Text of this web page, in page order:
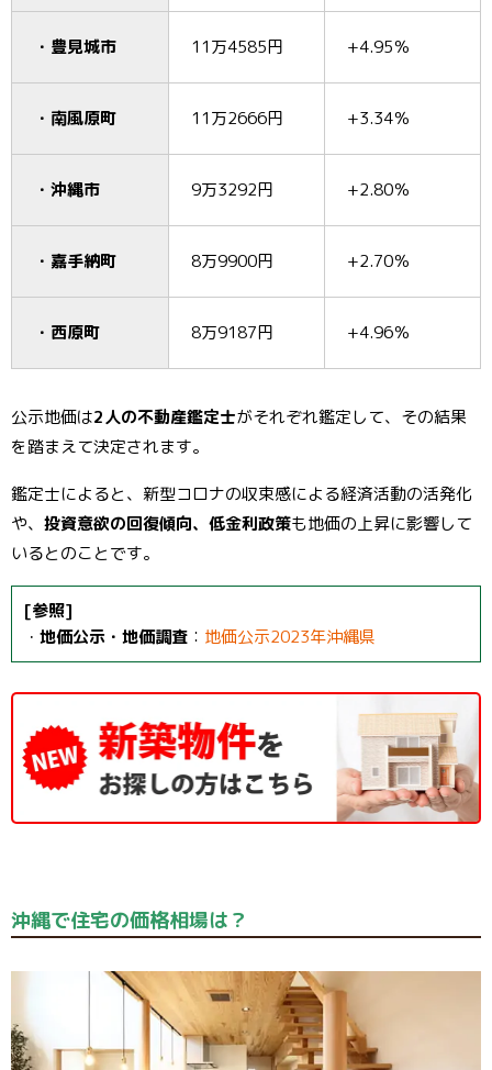
・豊見城市 11万4585円 +4.95％
・南風原町 11万2666円 +3.34％
・沖縄市 9万3292円 +2.80％
・嘉手納町 8万9900円 +2.70％
・西原町 8万9187円 +4.96％
公示地価は2人の不動産鑑定士がそれぞれ鑑定して、その結果
を踏まえて決定されます。
鑑定士によると、新型コロナの収束感による経済活動の活発化
や、 投資意欲の回復傾向、低金利政策も地価の上昇に影響して
いるとのことです。
[参照]
・ 地価公示・地価調査 ： 地価公示2023年沖縄県
沖縄で住宅の価格相場は？